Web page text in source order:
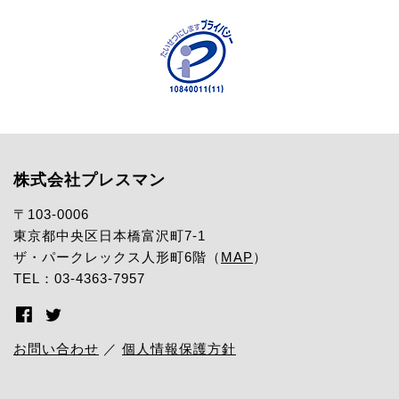
株式会社プレスマン
〒103-0006
東京都中央区日本橋富沢町7-1
ザ・パークレックス人形町6階（ MAP）
TEL：03-4363-7957
お問い合わせ ／ 個人情報保護方針